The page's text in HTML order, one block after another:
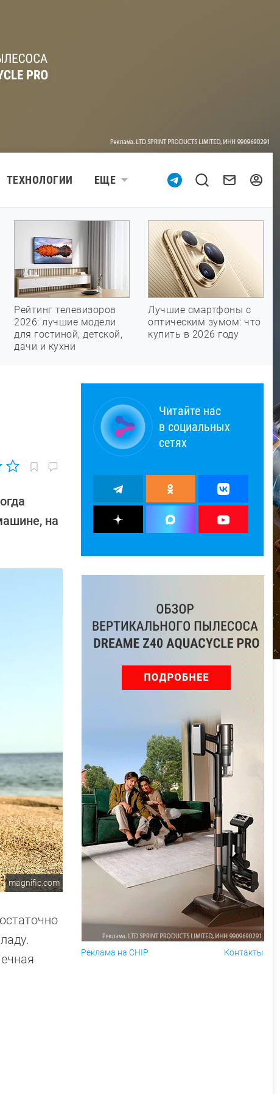
ТЕХНОЛОГИИ ЕЩЕ
Рейтинг телевизоров
2026: лучшие модели
для гостиной, детской,
дачи и кухни
Лучшие смартфоны с
оптическим зумом: что
купить в 2026 году
на
magnific.com
Читайте нас
в социальных
сетях
Реклама на CHIP Контакты